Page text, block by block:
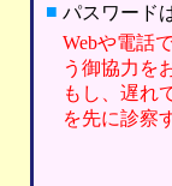
■ パスワード
Webや電話
う御協力を
もし、遅れ
を先に診察